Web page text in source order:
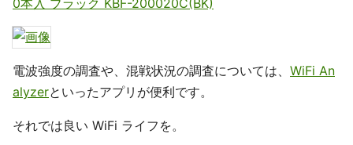
0本入 ブラック KBF-200020C(BK)
電波強度の調査や、混戦状況の調査については、 WiFi An
alyzerといったアプリが便利です。
それでは良い WiFi ライフを。